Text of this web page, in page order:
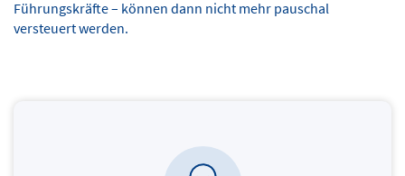
Führungskräfte – können dann nicht mehr pauschal
versteuert werden.